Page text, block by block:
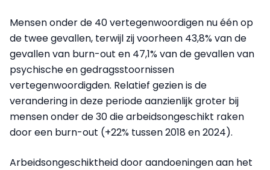
Mensen onder de 40 vertegenwoordigen nu één op
de twee gevallen, terwijl zij voorheen 43,8% van de
gevallen van burn-out en 47,1% van de gevallen van
psychische en gedragsstoornissen
vertegenwoordigden. Relatief gezien is de
verandering in deze periode aanzienlijk groter bij
mensen onder de 30 die arbeidsongeschikt raken
door een burn-out (+22% tussen 2018 en 2024).
Arbeidsongeschiktheid door aandoeningen aan het